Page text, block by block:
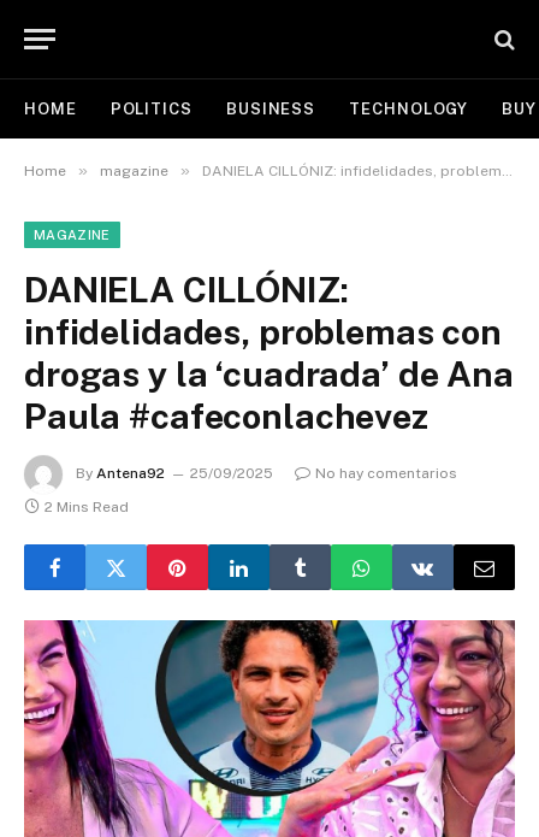
HOME POLITICS BUSINESS TECHNOLOGY
Home » magazine » DANIELA CILLÓNIZ: infidelidades, problemas con drogas y la ‘cuadrada’ de Ana Paula #cafeconlachevez
MAGAZINE
DANIELA CILLÓNIZ:
infidelidades, problemas con
drogas y la ‘cuadrada’ de Ana
Paula #cafeconlachevez
By Antena92 25/09/2025
No hay comentarios
2 Mins Read